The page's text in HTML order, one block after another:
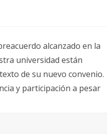
alcanzado en la
universidad están
de su nuevo convenio.
y participación a pesar